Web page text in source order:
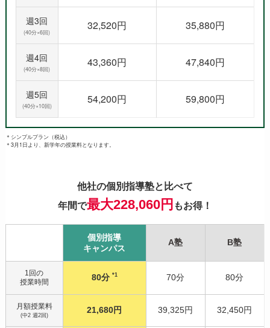
週3回
(40分×6回)
32,520円 35,880円
週4回
(40分×8回)
43,360円 47,840円
週5回
(40分×10回)
54,200円 59,800円
＊シンプルプラン（税込）
＊3月1日より、新学年の授業料となります。
他社の個別指導塾と比べて
年間で最大228,060円 もお得！
個別指導
キャンパス
A塾 B塾
1回の
授業時間
80分 *1 70分 80分
月額授業料
(中2 週2回)
21,680円 39,325円 32,450円